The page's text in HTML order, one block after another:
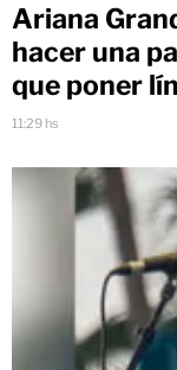
Ariana
hacer una
que poner
11:29 hs